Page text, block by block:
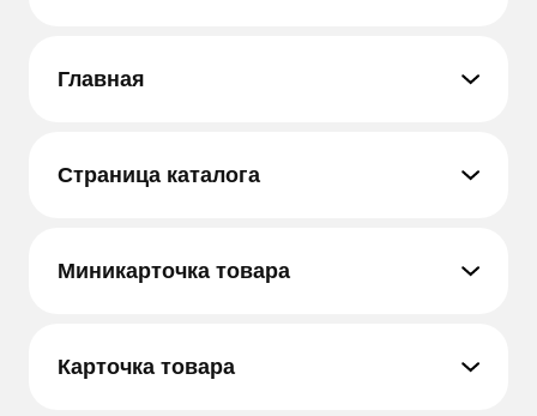
Главная
Страница каталога
Миникарточка товара
Карточка товара